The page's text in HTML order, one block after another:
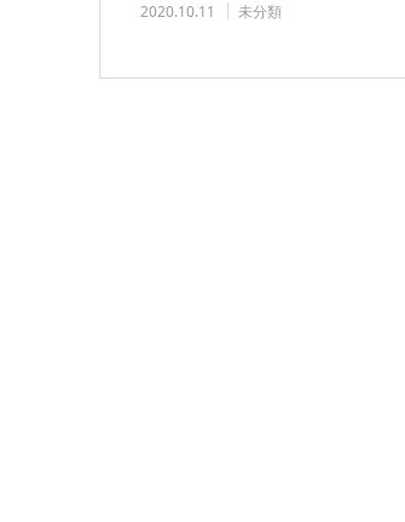
2020.10.11 未分類